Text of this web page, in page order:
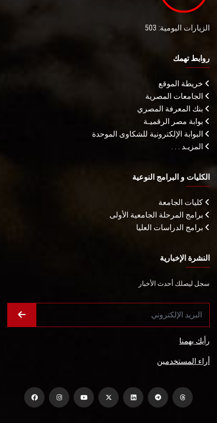
الزيارات اليومية: 503
روابط تهمك
خريطة الموقع
الجامعات المصرية
بنك المعرفة المصري
بوابة مصر الرقميـة
البوابة الإلكترونية للشكاوى الموحدة
المزيـد . . .
الكليات و البرامج النوعية
كليات الجامعة
برامج المرحلة الجامعية الأولى
برامج الدراسات العليا
النشرة الإخبارية
سجل ليصلك أحدث الأخبار
رأيك يهمنا
أراء المستخدمين